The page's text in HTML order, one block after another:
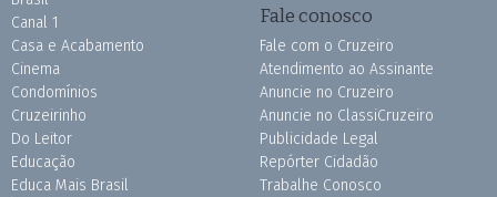
Canal 1
Casa e Acabamento
Cinema
Condomínios
Cruzeirinho
Do Leitor
Educação
Educa Mais Brasil
Fale conosco
Fale com o Cruzeiro
Atendimento ao Assinante
Anuncie no Cruzeiro
Anuncie no ClassiCruzeiro
Publicidade Legal
Repórter Cidadão
Trabalhe Conosco